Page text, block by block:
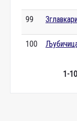
99
100
1-